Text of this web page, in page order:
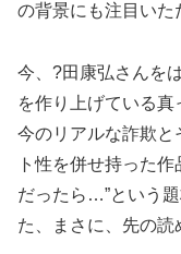
の背景にも注目いた
今、?田康弘さんを
を作り上げている真
今のリアルな詐欺と
ト性を併せ持った
だったら…”という
た、まさに、先の読